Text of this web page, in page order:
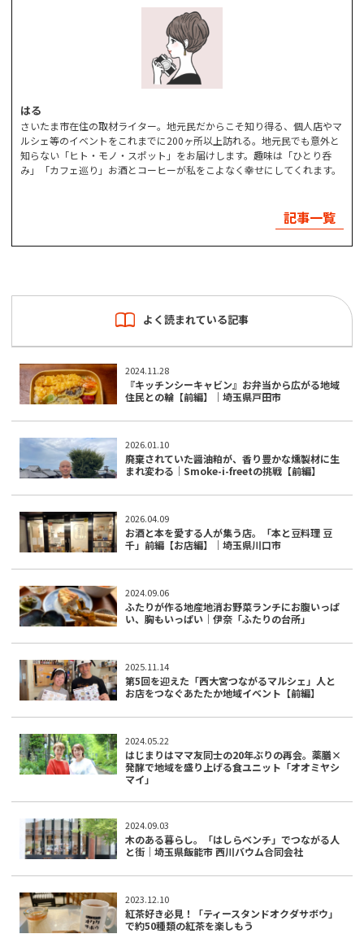
はる
さいたま市在住の取材ライター。地元民だからこそ知り得る、個人店やマ
ルシェ等のイベントをこれまでに200ヶ所以上訪れる。地元民でも意外と
知らない「ヒト・モノ・スポット」をお届けします。趣味は「ひとり呑
み」「カフェ巡り」お酒とコーヒーが私をこよなく幸せにしてくれます。
記事一覧
よく読まれている記事
2024.11.28
『キッチンシーキャビン』お弁当から広がる地域
住民との輪【前編】｜埼玉県戸田市
2026.01.10
廃棄されていた醤油粕が、香り豊かな燻製材に生
まれ変わる｜Smoke-i-freetの挑戦【前編】
2026.04.09
お酒と本を愛する人が集う店。「本と豆料理 豆
千」前編【お店編】｜埼玉県川口市
2024.09.06
ふたりが作る地産地消お野菜ランチにお腹いっぱ
い、胸もいっぱい｜伊奈「ふたりの台所」
2025.11.14
第5回を迎えた「西大宮つながるマルシェ」人と
お店をつなぐあたたか地域イベント【前編】
2024.05.22
はじまりはママ友同士の20年ぶりの再会。薬膳×
発酵で地域を盛り上げる食ユニット「オオミヤシ
マイ」
2024.09.03
木のある暮らし。「はしらベンチ」でつながる人
と街｜埼玉県飯能市 西川バウム合同会社
2023.12.10
紅茶好き必見！「ティースタンドオクダサボウ」
で約50種類の紅茶を楽しもう